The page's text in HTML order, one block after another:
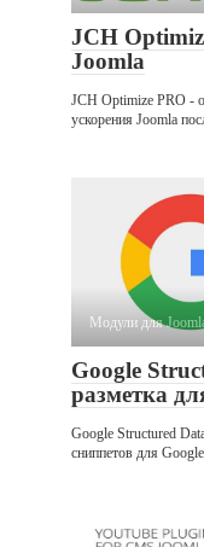
JCH
Joomla
JCH Optimize PRO -
ускорения Joomla
Модули для
Google
разметка
Google Structured
сниппетов для